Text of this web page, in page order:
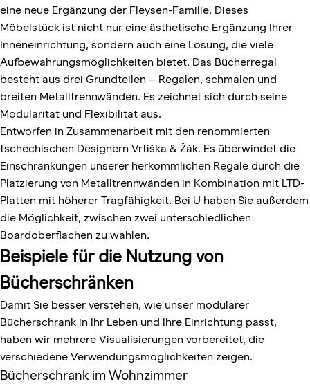
eine neue Ergänzung der Fleysen-Familie. Dieses
Möbelstück ist nicht nur eine ästhetische Ergänzung Ihrer
Inneneinrichtung, sondern auch eine Lösung, die viele
Aufbewahrungsmöglichkeiten bietet. Das Bücherregal
besteht aus drei Grundteilen – Regalen, schmalen und
breiten Metalltrennwänden. Es zeichnet sich durch seine
Modularität und Flexibilität aus.
Entworfen in Zusammenarbeit mit den renommierten
tschechischen Designern Vrtiška & Žák. Es überwindet die
Einschränkungen unserer herkömmlichen Regale durch die
Platzierung von Metalltrennwänden in Kombination mit LTD-
Platten mit höherer Tragfähigkeit. Bei U haben Sie außerdem
die Möglichkeit, zwischen zwei unterschiedlichen
Boardoberflächen zu wählen.
Beispiele für die Nutzung von
Bücherschränken
Damit Sie besser verstehen, wie unser modularer
Bücherschrank in Ihr Leben und Ihre Einrichtung passt,
haben wir mehrere Visualisierungen vorbereitet, die
verschiedene Verwendungsmöglichkeiten zeigen.
Bücherschrank im Wohnzimmer